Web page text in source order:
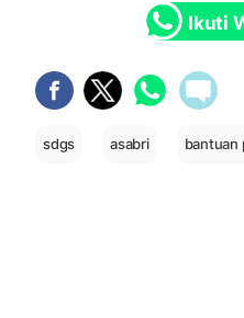
Ikuti
sdgs asabri bantuan